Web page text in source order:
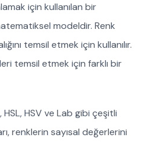
için kullanılan bir
modeldir. Renk
temsil etmek için kullanılır.
temsil etmek için farklı bir
HSL, HSV ve Lab gibi çeşitli
renklerin sayısal değerlerini